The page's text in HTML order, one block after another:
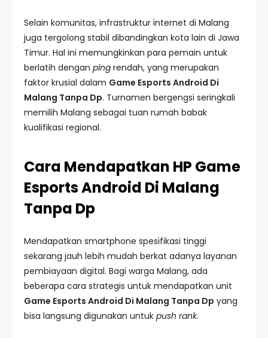
Selain komunitas, infrastruktur internet di Malang
juga tergolong stabil dibandingkan kota lain di Jawa
Timur. Hal ini memungkinkan para pemain untuk
berlatih dengan ping rendah, yang merupakan
faktor krusial dalam Game Esports Android Di
Malang Tanpa Dp. Turnamen bergengsi seringkali
memilih Malang sebagai tuan rumah babak
kualifikasi regional.
Cara Mendapatkan HP Game
Esports Android Di Malang
Tanpa Dp
Mendapatkan smartphone spesifikasi tinggi
sekarang jauh lebih mudah berkat adanya layanan
pembiayaan digital. Bagi warga Malang, ada
beberapa cara strategis untuk mendapatkan unit
Game Esports Android Di Malang Tanpa Dp yang
bisa langsung digunakan untuk push rank.